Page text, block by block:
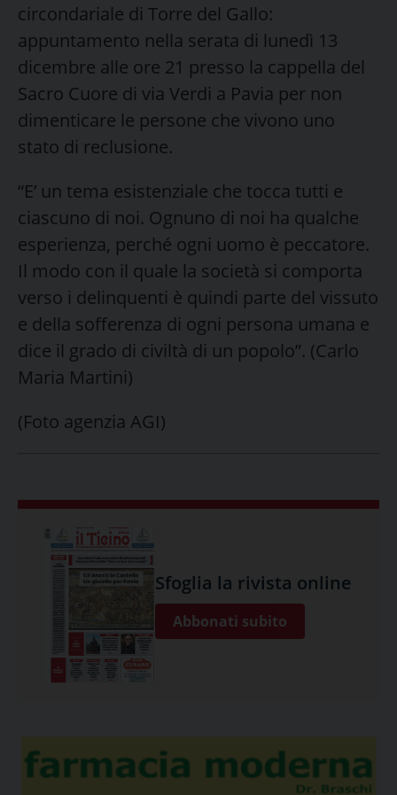
circondariale di Torre del Gallo:
appuntamento nella serata di lunedì 13
dicembre alle ore 21 presso la cappella del
Sacro Cuore di via Verdi a Pavia per non
dimenticare le persone che vivono uno
stato di reclusione.
“E’ un tema esistenziale che tocca tutti e
ciascuno di noi. Ognuno di noi ha qualche
esperienza, perché ogni uomo è peccatore.
Il modo con il quale la società si comporta
verso i delinquenti è quindi parte del vissuto
e della sofferenza di ogni persona umana e
dice il grado di civiltà di un popolo”. (Carlo
Maria Martini)
(Foto agenzia AGI)
Sfoglia la rivista online
Abbonati subito